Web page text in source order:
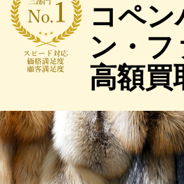
コペ
ン・フ
高額買